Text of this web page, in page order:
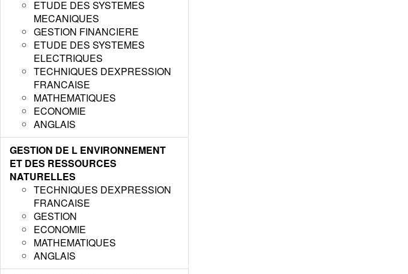
ETUDE DES SYSTEMES
MECANIQUES
GESTION FINANCIERE
ETUDE DES SYSTEMES
ELECTRIQUES
TECHNIQUES DEXPRESSION
FRANCAISE
MATHEMATIQUES
ECONOMIE
ANGLAIS
GESTION DE L ENVIRONNEMENT
ET DES RESSOURCES
NATURELLES
TECHNIQUES DEXPRESSION
FRANCAISE
GESTION
ECONOMIE
MATHEMATIQUES
ANGLAIS